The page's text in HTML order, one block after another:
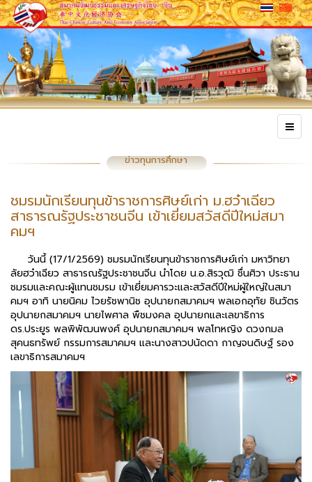
ข่าวทุนการศึกษา
ชมรมนักเรียนทุนข้าราชการศิษย์เก่า ม.ฮว๋าเฉียว
สาธารณรัฐประชาชนจีน เข้าเยี่ยมสวัสดีปีใหม่สมา
คมฯ
วันนี้ (17/1/2569) ชมรมนักเรียนทุนข้าราชการศิษย์เก่า มหาวิทยา
ลัยฮว๋าเฉียว สาธารณรัฐประชาชนจีน นำโดย น.อ.สิรวุฒิ ชื่นศิวา ประธาน
ชมรมและคณะผู้แทนชมรม เข้าเยี่ยมคารวะและสวัสดีปีใหม่ผู้ใหญ่ในสมา
คมฯ อาทิ นายนิคม ไวยรัชพานิช อุปนายกสมาคมฯ พลเอกอุทัย ชินวัตร
อุปนายกสมาคมฯ นายไพศาล พืชมงคล อุปนายกและเลขาธิการ
ดร.ประยูร พลพิพัฒนพงศ์ อุปนายกสมาคมฯ พลโทหญิง ดวงกมล
สุคนธทรัพย์ กรรมการสมาคมฯ และนางสาวปนัดดา กาญจนดิษฐ์ รอง
เลขาธิการสมาคมฯ